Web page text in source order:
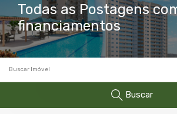
Todas as Postagens
financiamentos
Buscar Imóvel
Buscar